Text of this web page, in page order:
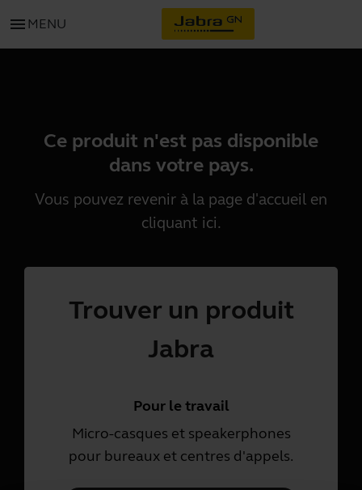
menu MENU
Ce produit n'est pas disponible
dans votre pays.
Vous pouvez revenir à la page d'accueil en
cliquant ici.
Trouver un produit
Jabra
Pour le travail
Micro-casques et speakerphones
pour bureaux et centres d'appels.